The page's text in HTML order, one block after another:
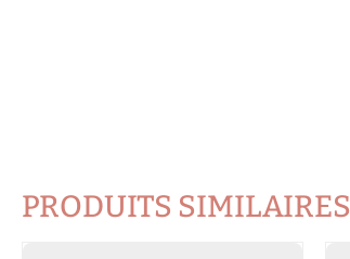
PRODUITS SIMILAIRES